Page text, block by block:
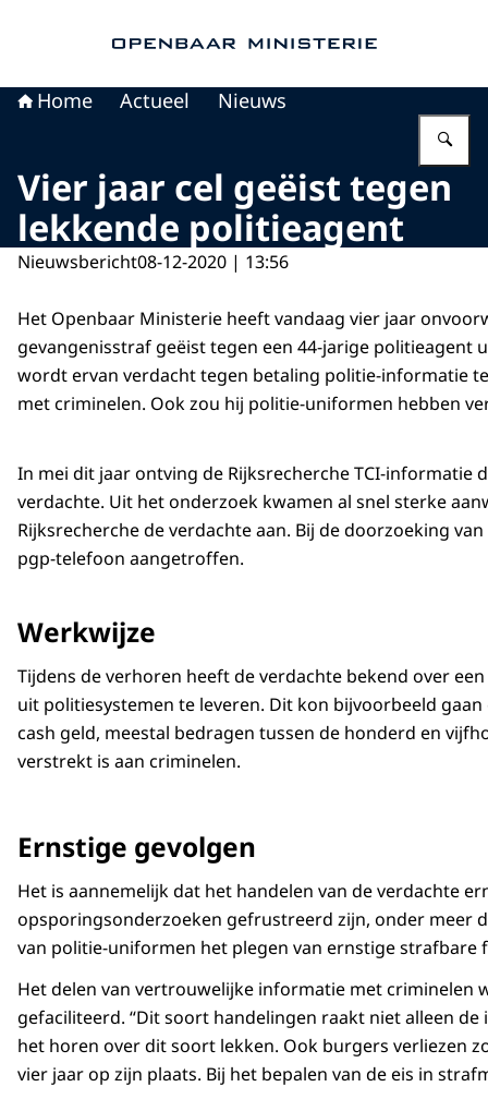
Home Actueel Nieuws
Vier jaar cel geëist tegen
lekkende politieagent
Nieuwsbericht08-12-2020 | 13:56
Het Openbaar Ministerie heeft vandaag vier jaar
gevangenisstraf geëist tegen een 44-jarige politieagent
wordt ervan verdacht tegen betaling politie-informatie
met criminelen. Ook zou hij politie-uniformen hebben
In mei dit jaar ontving de Rijksrecherche TCI-
verdachte. Uit het onderzoek kwamen al snel sterke
Rijksrecherche de verdachte aan. Bij de doorzoeking
pgp-telefoon aangetroffen.
Werkwijze
Tijdens de verhoren heeft de verdachte bekend over
uit politiesystemen te leveren. Dit kon bijvoorbeeld
cash geld, meestal bedragen tussen de honderd en
verstrekt is aan criminelen.
Ernstige gevolgen
Het is aannemelijk dat het handelen van de verdachte
opsporingsonderzoeken gefrustreerd zijn, onder meer
van politie-uniformen het plegen van ernstige strafbare
Het delen van vertrouwelijke informatie met criminelen
gefaciliteerd. “Dit soort handelingen raakt niet alleen
het horen over dit soort lekken. Ook burgers verliezen
vier jaar op zijn plaats. Bij het bepalen van de eis in